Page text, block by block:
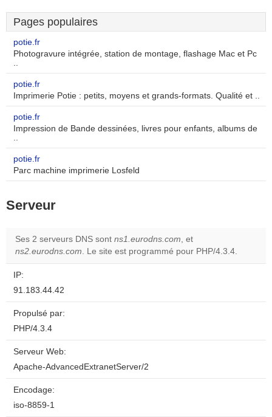
Pages populaires
potie.fr
Photogravure intégrée, station de montage, flashage Mac et Pc
..
potie.fr
Imprimerie Potie : petits, moyens et grands-formats. Qualité et ..
potie.fr
Impression de Bande dessinées, livres pour enfants, albums de
..
potie.fr
Parc machine imprimerie Losfeld
Serveur
Ses 2 serveurs DNS sont ns1.eurodns.com, et
ns2.eurodns.com. Le site est programmé pour PHP/4.3.4.
IP:
91.183.44.42
Propulsé par:
PHP/4.3.4
Serveur Web:
Apache-AdvancedExtranetServer/2
Encodage:
iso-8859-1